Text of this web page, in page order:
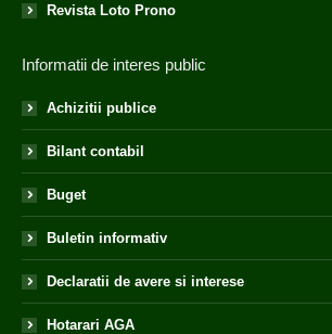
Revista Loto Prono
Informatii de interes public
Achizitii publice
Bilant contabil
Buget
Buletin informativ
Declaratii de avere si interese
Hotarari AGA